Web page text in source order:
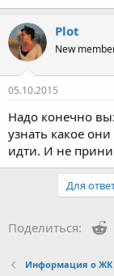
Plot
New
05.10.2015
Надо конечно
узнать какое
идти. И не
Для
Поделиться:
Информация о ЖК